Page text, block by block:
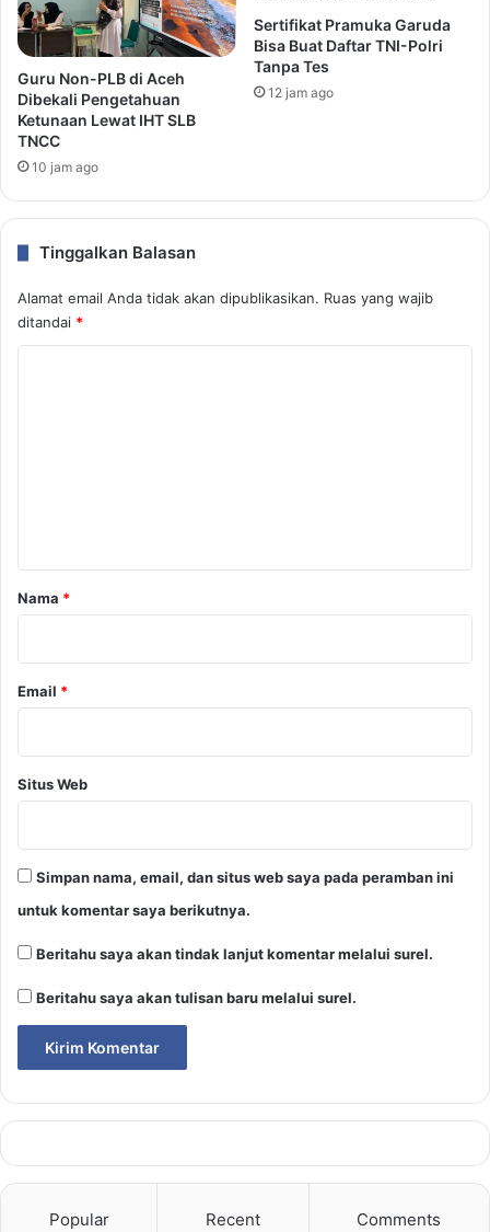
Guru Non-PLB di Aceh
Dibekali Pengetahuan
Ketunaan Lewat IHT SLB
TNCC
10 jam ago
Sertifikat Pramuka Garuda
Bisa Buat Daftar TNI-Polri
Tanpa Tes
12 jam ago
Tinggalkan Balasan
Alamat email Anda tidak akan dipublikasikan. Ruas yang wajib
ditandai *
r
Nama *
Email *
Situs Web
Simpan nama, email, dan situs web saya pada peramban ini
untuk komentar saya berikutnya.
Beritahu saya akan tindak lanjut komentar melalui surel.
Beritahu saya akan tulisan baru melalui surel.
Popular Recent Comments